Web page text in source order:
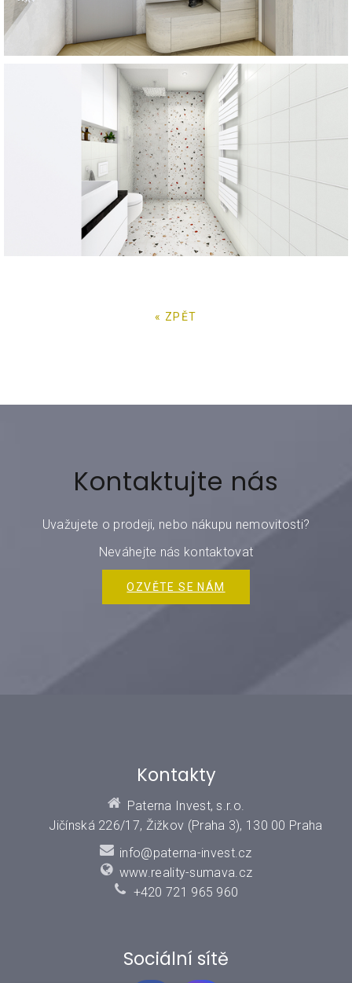
« ZPĚT
Kontaktujte nás
Uvažujete o prodeji, nebo nákupu nemovitosti?
Neváhejte nás kontaktovat
OZVĚTE SE NÁM
Kontakty
Paterna Invest, s.r.o.
Jičínská 226/17, Žižkov (Praha 3), 130 00 Praha
info@paterna-invest.cz
www.reality-sumava.cz
+420 721 965 960
Sociální sítě